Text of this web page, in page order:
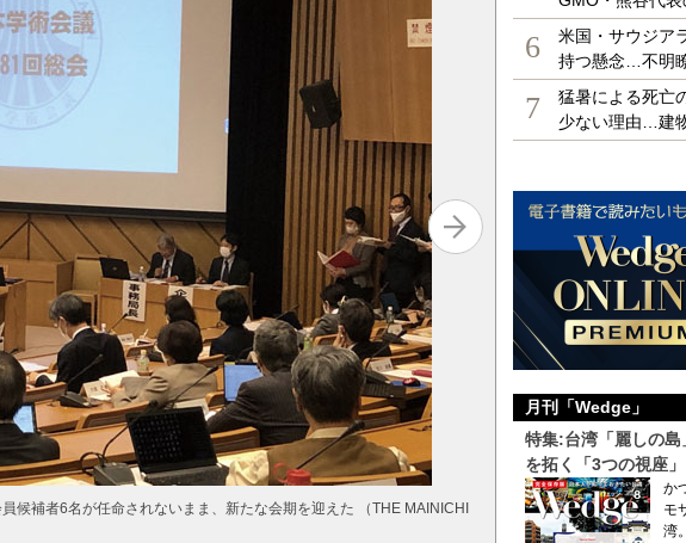
候補者6名が任命されないまま、新たな会期を迎えた （THE MAINICHI
（出所）学術会議資料等を基に
6
米国・サウジア
持つ懸念…不明
7
猛暑による死亡
少ない理由…建
月刊「Wedge」
特集:台湾「麗しの
を拓く「3つの視座」
か
モ
湾